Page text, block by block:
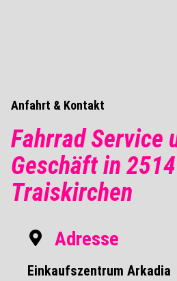
Anfahrt & Kontakt
Fahrrad Service
Geschäft in 2514
Traiskirchen
Adresse
Einkaufszentrum Arkadia